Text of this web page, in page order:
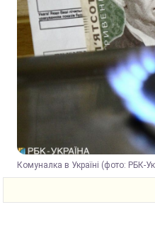
Комуналка в Україні (фото: РБК-